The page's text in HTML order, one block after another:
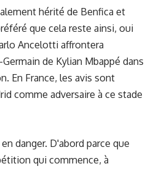
hérité de Benfica et
que cela reste ainsi, oui
Ancelotti affrontera
de Kylian Mbappé dans
En France, les avis sont
comme adversaire à ce stade
danger. D'abord parce que
qui commence, à